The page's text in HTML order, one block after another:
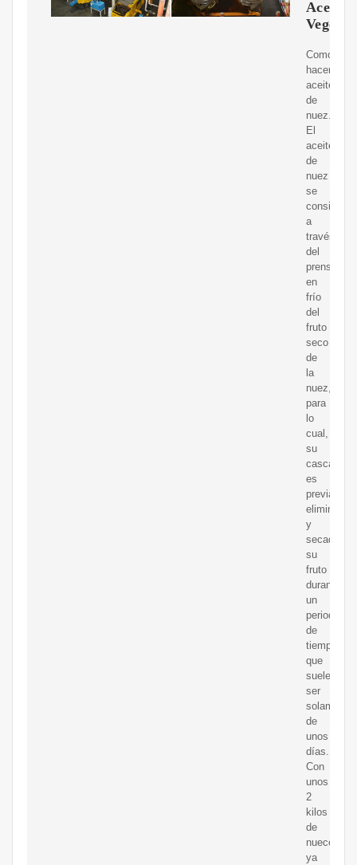
Aceites
Como
hacer
aceite
de
nuez.
El
aceite
de
nuez
se
consigue
a
través
del
prensado
en
frío
del
fruto
seco
de
la
nuez,
para
lo
cual,
su
cascara
es
eliminada
y
secado
su
fruto
durante
un
periodo
de
tiempo
que
suele
ser
solamente
de
unos
días.
Con
unos
2
kilos
de
nueces
ya